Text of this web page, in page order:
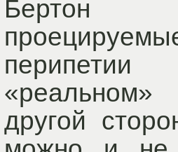
Бертон
перипетии
другой